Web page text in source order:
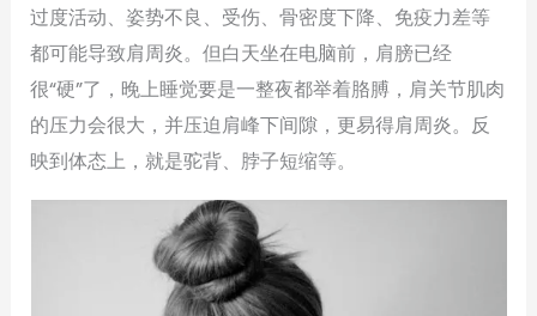
过度活动、姿势不良、受伤、骨密度下降、免疫力差等
都可能导致肩周炎。但白天坐在电脑前，肩膀已经
很“硬”了，晚上睡觉要是一整夜都举着胳膊，肩关节肌肉
的压力会很大，并压迫肩峰下间隙，更易得肩周炎。反
映到体态上，就是驼背、脖子短缩等。